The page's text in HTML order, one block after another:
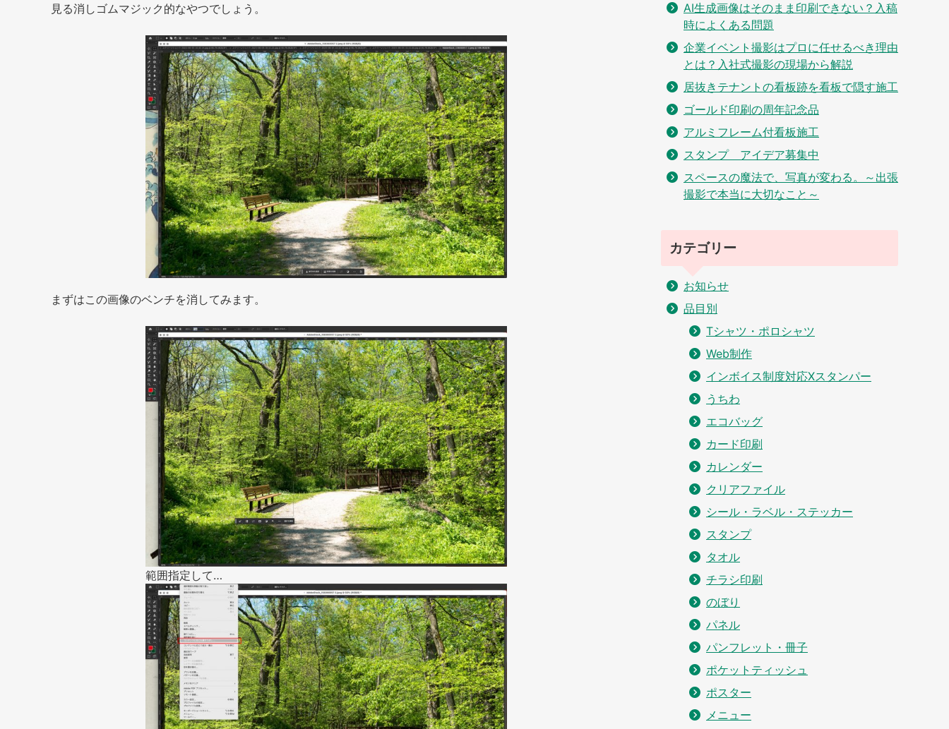
見る消しゴムマジック的なやつでしょう。
まずはこの画像のベンチを消してみます。
範囲指定して…
AI生成画像はそのまま印刷できない？入稿
時によくある問題
企業イベント撮影はプロに任せるべき理由
とは？入社式撮影の現場から解説
居抜きテナントの看板跡を看板で隠す施工
ゴールド印刷の周年記念品
アルミフレーム付看板施工
スタンプ アイデア募集中
スペースの魔法で、写真が変わる。～出張
撮影で本当に大切なこと～
カテゴリー
お知らせ
品目別
Tシャツ・ポロシャツ
Web制作
インボイス制度対応Xスタンパー
うちわ
エコバッグ
カード印刷
カレンダー
クリアファイル
シール・ラベル・ステッカー
スタンプ
タオル
チラシ印刷
のぼり
パネル
パンフレット・冊子
ポケットティッシュ
ポスター
メニュー